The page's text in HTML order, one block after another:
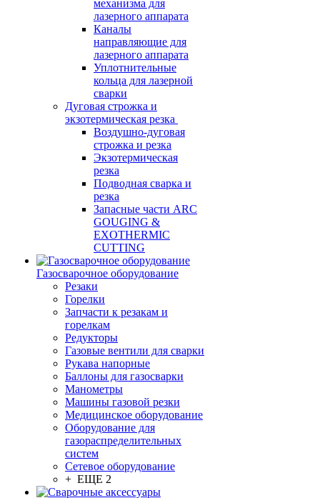
механизма для
лазерного аппарата
Каналы
направляющие для
лазерного аппарата
Уплотнительные
кольца для лазерной
сварки
Дуговая строжка и
экзотермическая резка
Воздушно-дуговая
строжка и резка
Экзотермическая
резка
Подводная сварка и
резка
Запасные части ARC
GOUGING &
EXOTHERMIC
CUTTING
Газосварочное оборудование
Резаки
Горелки
Запчасти к резакам и
горелкам
Редукторы
Газовые вентили для сварки
Рукава напорные
Баллоны для газосварки
Манометры
Машины газовой резки
Медицинское оборудование
Оборудование для
газораспределительных
систем
Сетевое оборудование
+ ЕЩЕ 2